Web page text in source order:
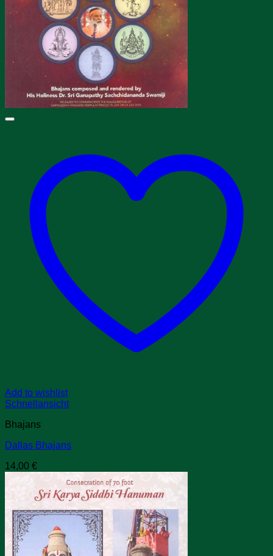
Add to wishlist
Schnellansicht
Bhajans
Dallas Bhajans
14,00 €